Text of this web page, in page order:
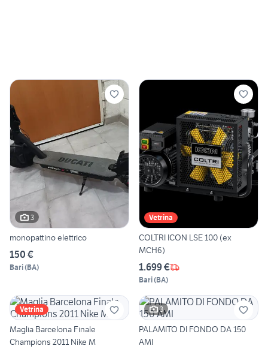
3
monopattino elettrico
150 €
Bari(BA)
Vetrina
COLTRI ICON LSE 100 (ex
MCH6)
1.699 €
Bari(BA)
Vetrina
Maglia Barcelona Finale
Champions 2011 Nike M
3
PALAMITO DI FONDO DA 150
AMI